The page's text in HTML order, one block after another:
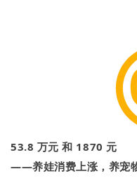
53.8 万元 和 1870 元
——养娃消费上涨，养宠